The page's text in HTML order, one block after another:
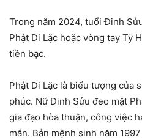
Trong năm 2024, tuổi Đinh
Phật Di Lặc hoặc vòng tay Tỳ
tiền bạc.
Phật Di Lặc là biểu tượng của
phúc. Nữ Đinh Sửu đeo mặt
gia đạo hòa thuận, công việc
mắn. Bản mệnh sinh năm